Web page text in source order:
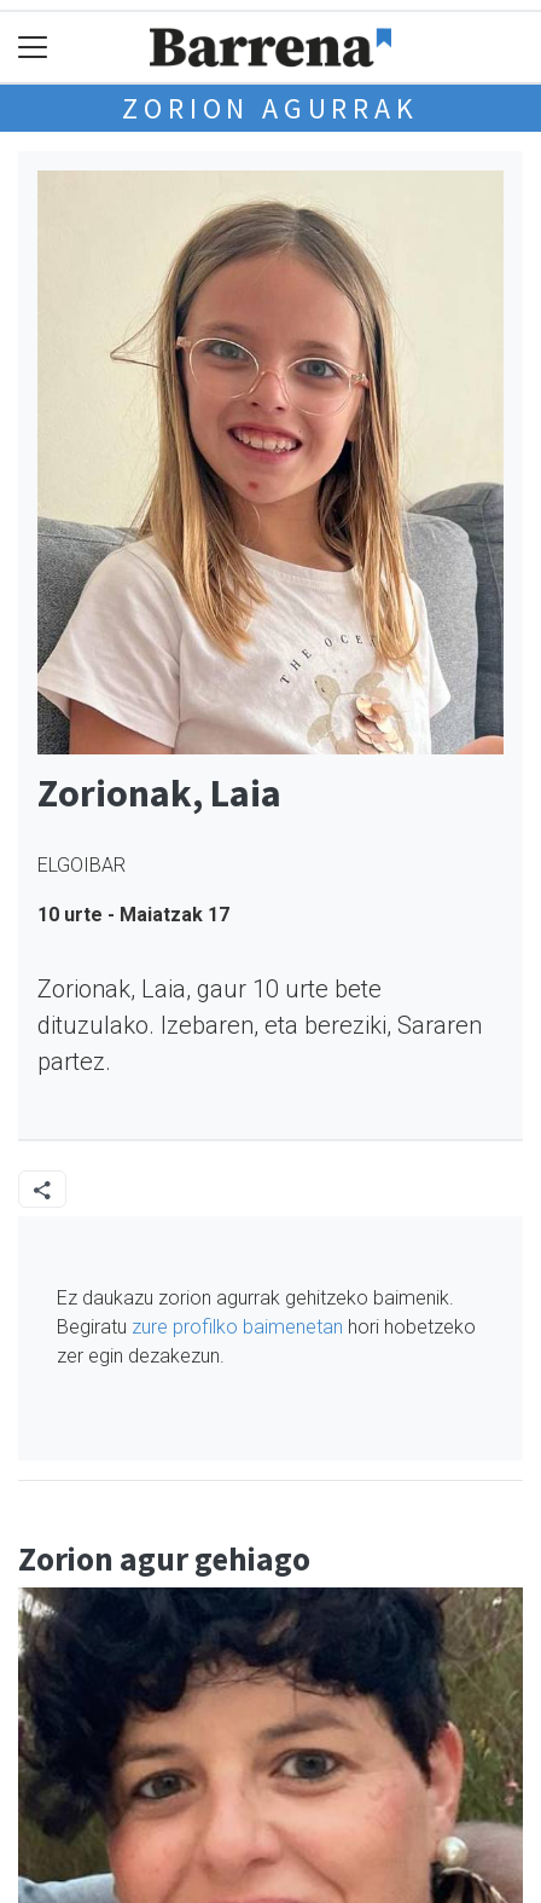
ZORION AGURRAK
Zorionak, Laia
ELGOIBAR
10 urte - Maiatzak 17
Zorionak, Laia, gaur 10 urte bete
dituzulako. Izebaren, eta bereziki, Sararen
partez.
Ez daukazu zorion agurrak gehitzeko baimenik.
Begiratu zure profilko baimenetan hori hobetzeko
zer egin dezakezun.
Zorion agur gehiago